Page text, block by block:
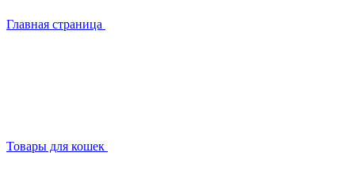
Главная страница
Товары для кошек